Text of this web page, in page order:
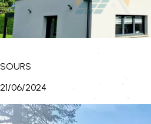
SOURS
21/06/2024